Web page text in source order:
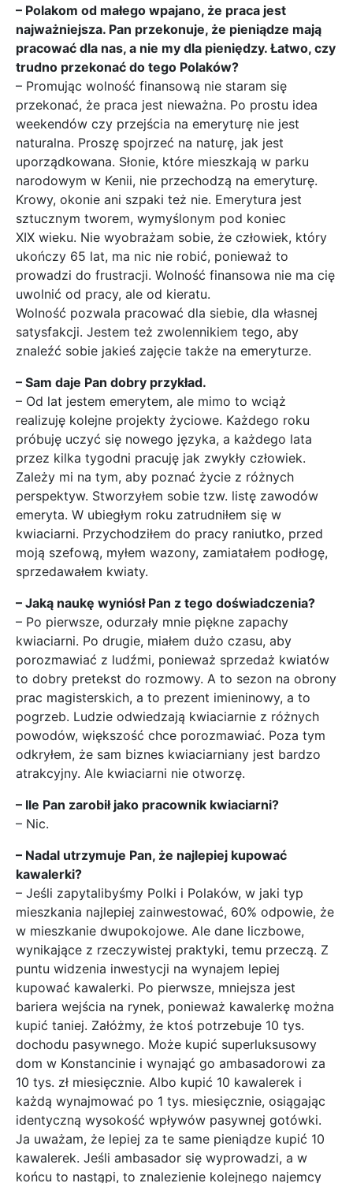
– Polakom od małego wpajano, że praca jest
najważniejsza. Pan przekonuje, że pieniądze mają
pracować dla nas, a nie my dla pieniędzy. Łatwo, czy
trudno przekonać do tego Polaków?
– Promując wolność finansową nie staram się
przekonać, że praca jest nieważna. Po prostu idea
weekendów czy przejścia na emeryturę nie jest
naturalna. Proszę spojrzeć na naturę, jak jest
uporządkowana. Słonie, które mieszkają w parku
narodowym w Kenii, nie przechodzą na emeryturę.
Krowy, okonie ani szpaki też nie. Emerytura jest
sztucznym tworem, wymyślonym pod koniec
XIX wieku. Nie wyobrażam sobie, że człowiek, który
ukończy 65 lat, ma nic nie robić, ponieważ to
prowadzi do frustracji. Wolność finansowa nie ma cię
uwolnić od pracy, ale od kieratu.
Wolność pozwala pracować dla siebie, dla własnej
satysfakcji. Jestem też zwolennikiem tego, aby
znaleźć sobie jakieś zajęcie także na emeryturze.
– Sam daje Pan dobry przykład.
– Od lat jestem emerytem, ale mimo to wciąż
realizuję kolejne projekty życiowe. Każdego roku
próbuję uczyć się nowego języka, a każdego lata
przez kilka tygodni pracuję jak zwykły człowiek.
Zależy mi na tym, aby poznać życie z różnych
perspektyw. Stworzyłem sobie tzw. listę zawodów
emeryta. W ubiegłym roku zatrudniłem się w
kwiaciarni. Przychodziłem do pracy raniutko, przed
moją szefową, myłem wazony, zamiatałem podłogę,
sprzedawałem kwiaty.
– Jaką naukę wyniósł Pan z tego doświadczenia?
– Po pierwsze, odurzały mnie piękne zapachy
kwiaciarni. Po drugie, miałem dużo czasu, aby
porozmawiać z ludźmi, ponieważ sprzedaż kwiatów
to dobry pretekst do rozmowy. A to sezon na obrony
prac magisterskich, a to prezent imieninowy, a to
pogrzeb. Ludzie odwiedzają kwiaciarnie z różnych
powodów, większość chce porozmawiać. Poza tym
odkryłem, że sam biznes kwiaciarniany jest bardzo
atrakcyjny. Ale kwiaciarni nie otworzę.
– Ile Pan zarobił jako pracownik kwiaciarni?
– Nic.
– Nadal utrzymuje Pan, że najlepiej kupować
kawalerki?
– Jeśli zapytalibyśmy Polki i Polaków, w jaki typ
mieszkania najlepiej zainwestować, 60% odpowie, że
w mieszkanie dwupokojowe. Ale dane liczbowe,
wynikające z rzeczywistej praktyki, temu przeczą. Z
puntu widzenia inwestycji na wynajem lepiej
kupować kawalerki. Po pierwsze, mniejsza jest
bariera wejścia na rynek, ponieważ kawalerkę można
kupić taniej. Załóżmy, że ktoś potrzebuje 10 tys.
dochodu pasywnego. Może kupić superluksusowy
dom w Konstancinie i wynająć go ambasadorowi za
10 tys. zł miesięcznie. Albo kupić 10 kawalerek i
każdą wynajmować po 1 tys. miesięcznie, osiągając
identyczną wysokość wpływów pasywnej gotówki.
Ja uważam, że lepiej za te same pieniądze kupić 10
kawalerek. Jeśli ambasador się wyprowadzi, a w
końcu to nastąpi, to znalezienie kolejnego najemcy